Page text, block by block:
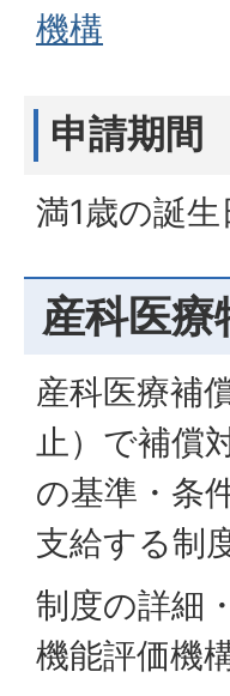
機構
申請期間
満1歳の誕
産科医療
産科医療補
止）で補償
の基準・条
支給する制
制度の詳細
機能評価機